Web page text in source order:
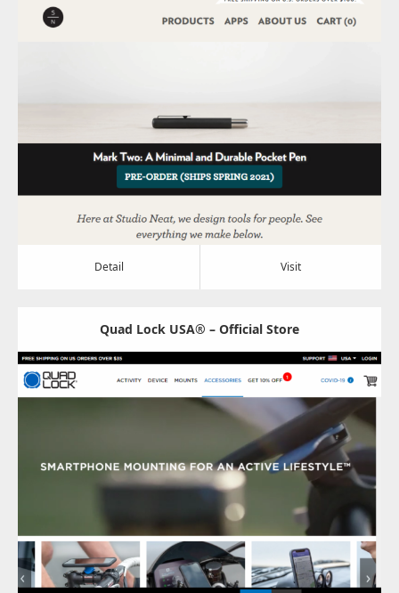
Detail Visit
Detail Visit
Quad Lock USA® – Official Store
Category:その他